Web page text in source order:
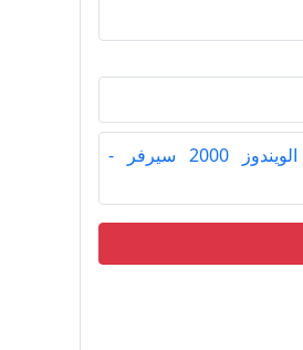
تعلم تنصيب الويندوز 2000 سيرفر -